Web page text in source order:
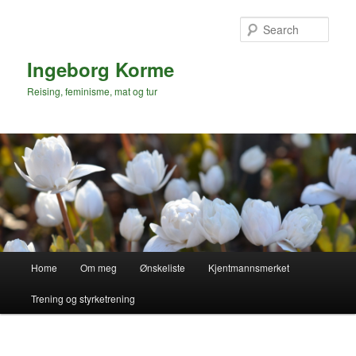
Ingeborg Korme
Reising, feminisme, mat og tur
Home Om meg Ønskeliste Kjentmannsmerket
Trening og styrketrening